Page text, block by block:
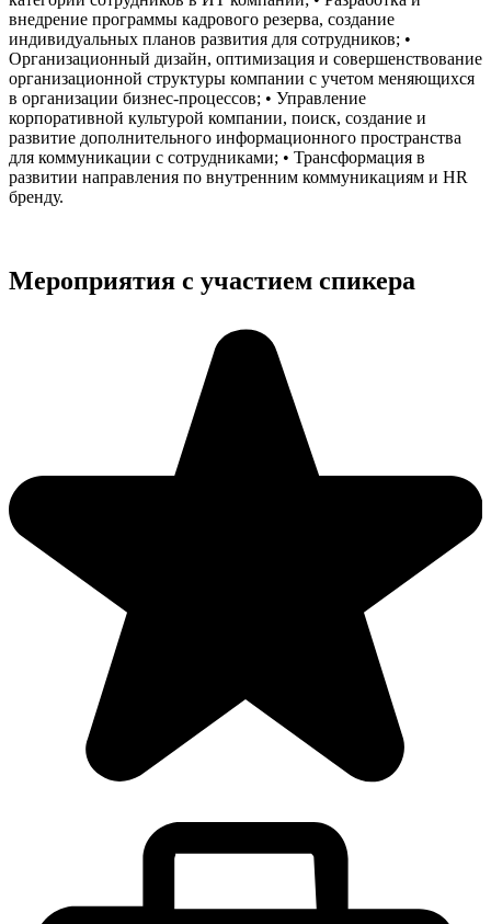
внедрение программы кадрового резерва, создание
индивидуальных планов развития для сотрудников; •
Организационный дизайн, оптимизация и совершенствование
организационной структуры компании с учетом меняющихся
в организации бизнес-процессов; • Управление
корпоративной культурой компании, поиск, создание и
развитие дополнительного информационного пространства
для коммуникации с сотрудниками; • Трансформация в
развитии направления по внутренним коммуникациям и HR
бренду.
Мероприятия с участием спикера